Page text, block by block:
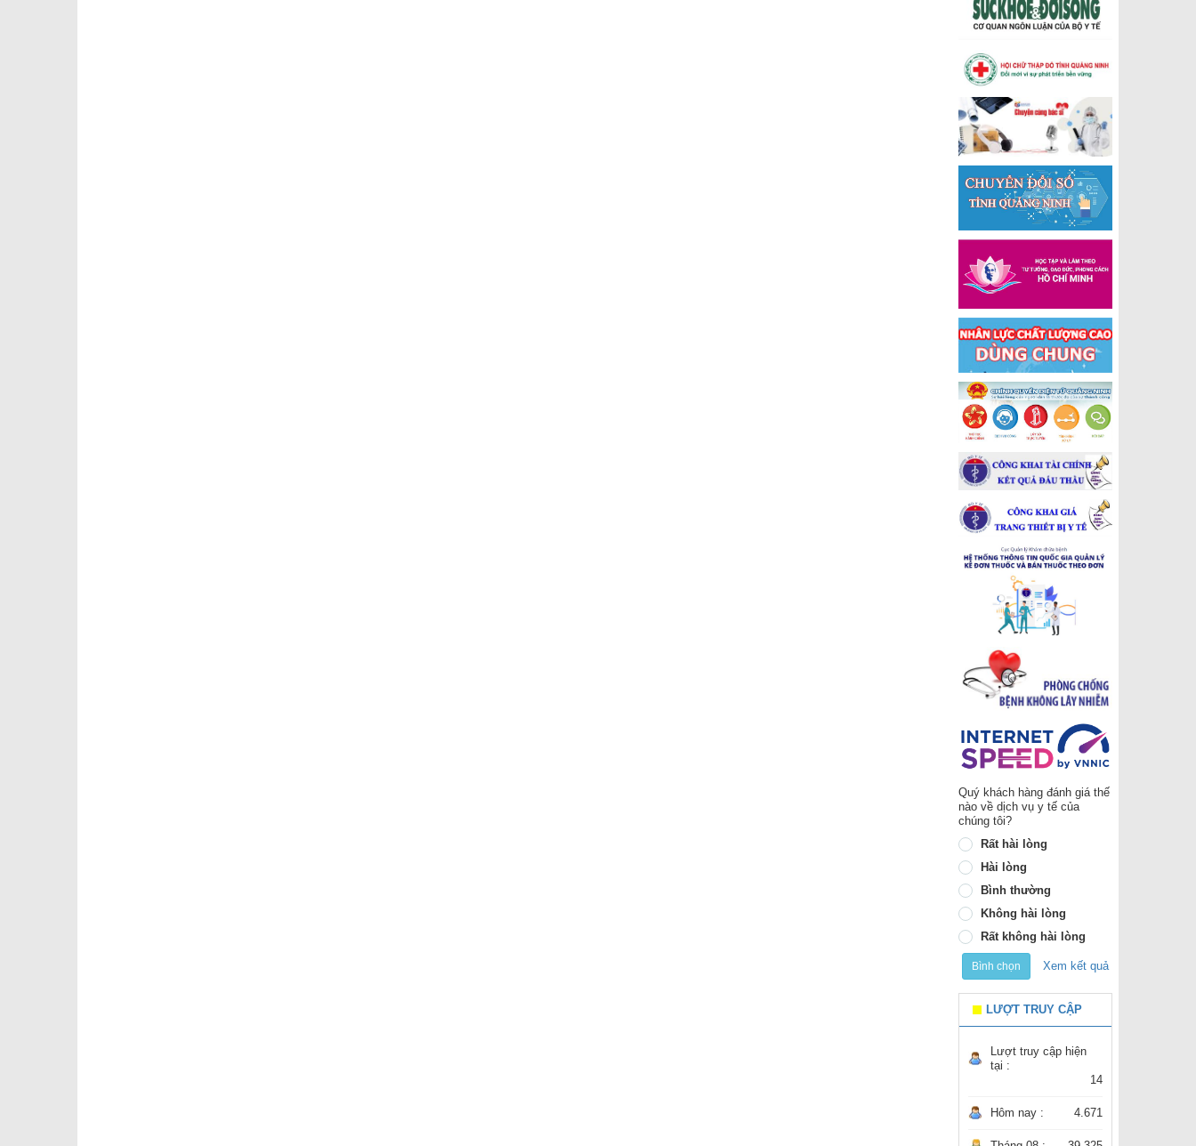
Quý khách hàng đánh giá thế
nào về dịch vụ y tế của
chúng tôi?
Rất hài lòng
Hài lòng
Bình thường
Không hài lòng
Rất không hài lòng
Bình chọn Xem kết quả
LƯỢT TRUY CẬP
Lượt truy cập hiện
tại :
14
Hôm nay : 4.671